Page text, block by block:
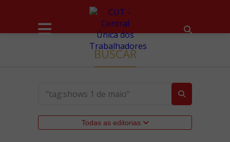
BUSCAR
Todas as editorias